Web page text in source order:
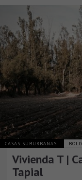
CASAS SUBURBANAS
Vivienda T |
Tapial